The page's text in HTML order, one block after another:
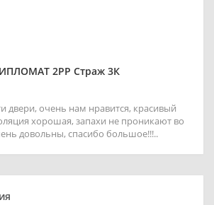
2РР Страж 3К
двери, очень нам нравится, красивый
хорошая, запахи не проникают во
довольны, спасибо большое!!!..